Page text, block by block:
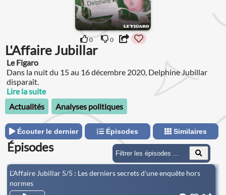
0 0
L'Affaire Jubillar
Le Figaro
Dans la nuit du 15 au 16 décembre 2020, Delphine Jubillar
disparaît.
Lire la suite
Actualités
Analyses politiques
Écouter le dernier Épisodes Similaires
Épisodes
L'Affaire Jubillar 5/5 : Les derniers secrets d'une enquête hors
normes